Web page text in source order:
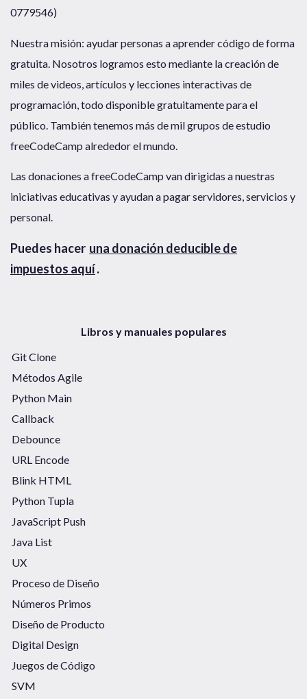
0779546)
Nuestra misión: ayudar personas a aprender código de forma
gratuita. Nosotros logramos esto mediante la creación de
miles de videos, artículos y lecciones interactivas de
programación, todo disponible gratuitamente para el
público. También tenemos más de mil grupos de estudio
freeCodeCamp alrededor el mundo.
Las donaciones a freeCodeCamp van dirigidas a nuestras
iniciativas educativas y ayudan a pagar servidores, servicios y
personal.
Puedes hacer una donación deducible de
impuestos aquí.
Libros y manuales populares
Git Clone
Métodos Agile
Python Main
Callback
Debounce
URL Encode
Blink HTML
Python Tupla
JavaScript Push
Java List
UX
Proceso de Diseño
Números Primos
Diseño de Producto
Digital Design
Juegos de Código
SVM